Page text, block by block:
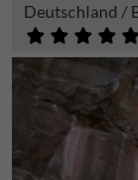
Deutschland /